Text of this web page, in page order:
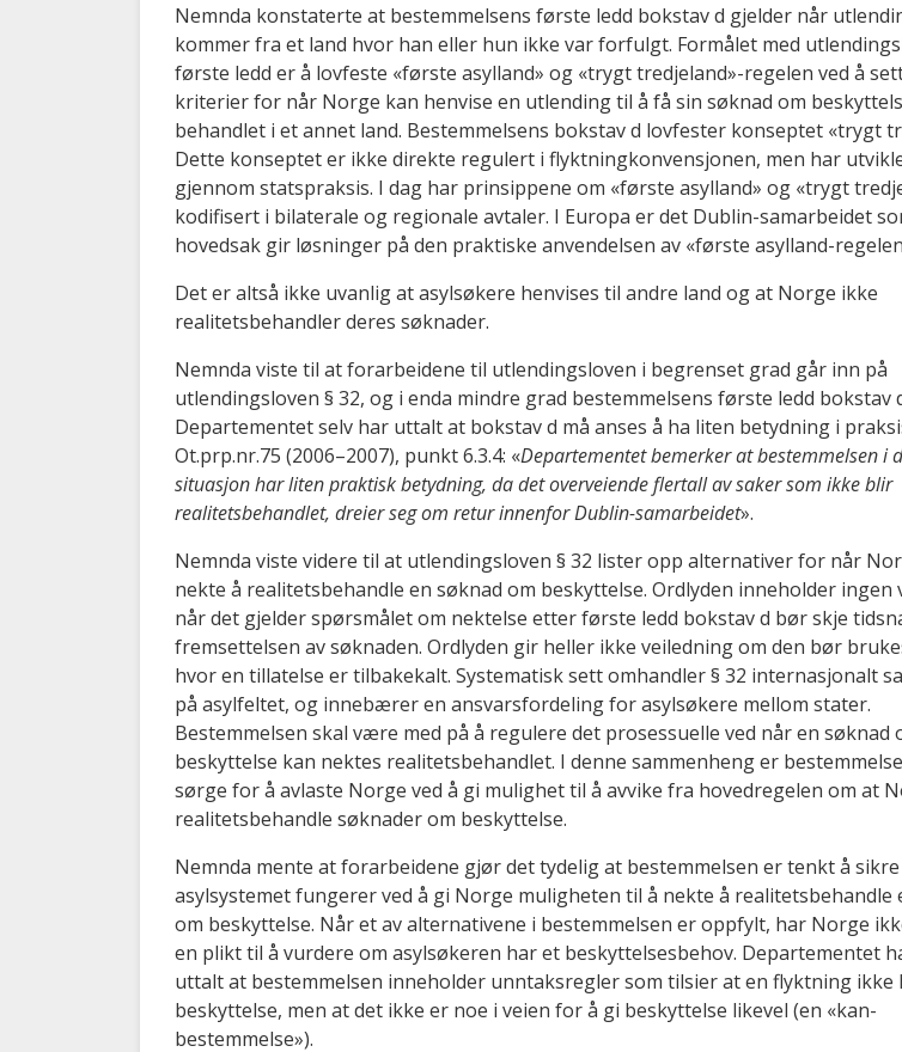
Nemnda konstaterte at bestemmelsens første ledd bokstav d gjelder når
kommer fra et land hvor han eller hun ikke var forfulgt. Formålet med
første ledd er å lovfeste «første asylland» og «trygt tredjeland»-regelen ved å
kriterier for når Norge kan henvise en utlending til å få sin søknad om
behandlet i et annet land. Bestemmelsens bokstav d lovfester konseptet «trygt
Dette konseptet er ikke direkte regulert i flyktningkonvensjonen, men har
gjennom statspraksis. I dag har prinsippene om «første asylland» og «trygt
kodifisert i bilaterale og regionale avtaler. I Europa er det Dublin-samarbeidet
hovedsak gir løsninger på den praktiske anvendelsen av «første asylland-
Det er altså ikke uvanlig at asylsøkere henvises til andre land og at Norge ikke
realitetsbehandler deres søknader.
Nemnda viste til at forarbeidene til utlendingsloven i begrenset grad går inn på
utlendingsloven § 32, og i enda mindre grad bestemmelsens første ledd bokstav
Departementet selv har uttalt at bokstav d må anses å ha liten betydning i
Ot.prp.nr.75 (2006–2007), punkt 6.3.4: «Departementet bemerker at bestemmelsen i
situasjon har liten praktisk betydning, da det overveiende flertall av saker som ikke blir
realitetsbehandlet, dreier seg om retur innenfor Dublin-samarbeidet».
Nemnda viste videre til at utlendingsloven § 32 lister opp alternativer for når
nekte å realitetsbehandle en søknad om beskyttelse. Ordlyden inneholder ingen
når det gjelder spørsmålet om nektelse etter første ledd bokstav d bør skje
fremsettelsen av søknaden. Ordlyden gir heller ikke veiledning om den bør
hvor en tillatelse er tilbakekalt. Systematisk sett omhandler § 32 internasjonalt
på asylfeltet, og innebærer en ansvarsfordeling for asylsøkere mellom stater.
Bestemmelsen skal være med på å regulere det prosessuelle ved når en søknad
beskyttelse kan nektes realitetsbehandlet. I denne sammenheng er
sørge for å avlaste Norge ved å gi mulighet til å avvike fra hovedregelen om at
realitetsbehandle søknader om beskyttelse.
Nemnda mente at forarbeidene gjør det tydelig at bestemmelsen er tenkt å
asylsystemet fungerer ved å gi Norge muligheten til å nekte å realitetsbehandle
om beskyttelse. Når et av alternativene i bestemmelsen er oppfylt, har Norge
en plikt til å vurdere om asylsøkeren har et beskyttelsesbehov. Departementet
uttalt at bestemmelsen inneholder unntaksregler som tilsier at en flyktning ikke
beskyttelse, men at det ikke er noe i veien for å gi beskyttelse likevel (en «kan-
bestemmelse»).